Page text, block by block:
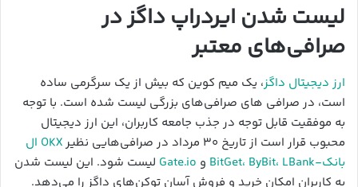
لیست شدن ایردراپ داگز در
صرافی‌های معتبر
ارز دیجیتال داگز، یک میم کوین که بیش از یک سرگرمی ساده
است، در صرافی های صرافی‌های بزرگی لیست شده است. با توجه
به موفقیت قابل توجه در جذب جامعه کاربران، این ارز دیجیتال
محبوب قرار است از تاریخ ۳۰ مرداد در صرافی‌هایی نظیر
OKX ال
بانک-BitGet، ByBit، LBank و Gate.io لیست شود. این لیست شدن
به کاربران امکان خرید و فروش آسان توکن‌های داگز را می‌دهد.